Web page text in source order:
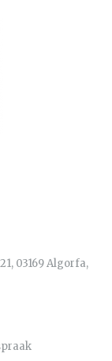
03169 Algorfa,